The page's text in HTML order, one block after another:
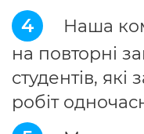
4
Наша
на повторні
студентів, які
робіт